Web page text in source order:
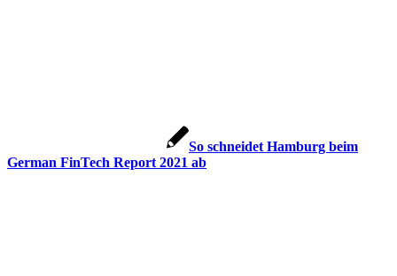
So schneidet Hamburg beim
German FinTech Report 2021 ab